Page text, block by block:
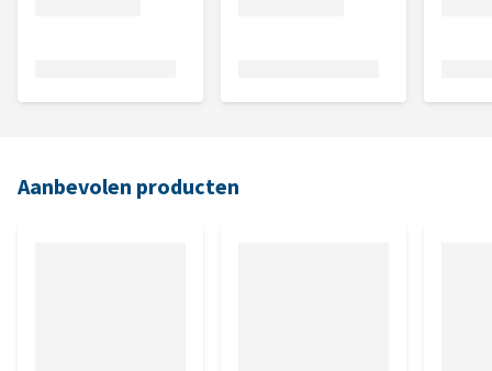
Aanbevolen producten